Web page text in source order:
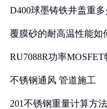
D400球墨铸铁井盖重多
覆膜砂的耐高温性能如
RU7088R功率
不锈钢通风 管道施工
201不锈钢重量计算方